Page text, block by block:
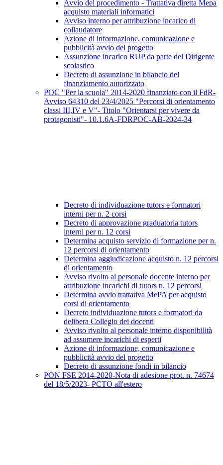
Avvio del procedimento - Trattativa diretta Mepa
acquisto materiali informatici
Avviso interno per attribuzione incarico di
collaudatore
Azione di informazione, comunicazione e
pubblicità avvio del progetto
Assunzione incarico RUP da parte del Dirigente
scolastico
Decreto di assunzione in bilancio del
finanziamento autorizzato
POC "Per la scuola" 2014-2020 finanziato con il FdR-
Avviso 64310 del 23/4/2025 "Percorsi di orientamento
classi III,IV e V"- Titolo "Orientarsi per vivere da
protagonisti"- 10.1.6A-FDRPOC-AB-2024-34
Decreto di individuazione tutors e formatori
interni per n. 2 corsi
Decreto di approvazione graduatoria tutors
interni per n. 12 corsi
Determina acquisto servizio di formazione per n.
12 percorsi di orientamento
Determina aggiudicazione acquisto n. 12 percorsi
di orientamento
Avviso rivolto al personale docente interno per
attribuzione incarichi di tutors n. 12 percorsi
Determina avvio trattativa MePA per acquisto
corsi di orientamento
Decreto individuazione tutors e formatori da
delibera Collegio dei docenti
Avviso rivolto al personale interno disponibilità
ad assumere incarichi di esperti
Azione di informazione, comunicazione e
pubblicità avvio del progetto
Decreto di assunzione fondi in bilancio
PON FSE 2014-2020-Nota di adesione prot. n. 74674
del 18/5/2023- PCTO all'estero